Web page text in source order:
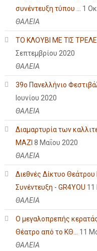
συνέντευξη τύπου ...
1
ΘΑΛΕΙΑ
ΤΟ ΚΛΟΥΒΙ ΜΕ ΤΙΣ
Σεπτεμβρίου 2020
ΘΑΛΕΙΑ
39ο Πανελλήνιο
Ιουνίου 2020
ΘΑΛΕΙΑ
Διαμαρτυρία των
ΜΑΖΙ 8 Μαΐου 2020
ΘΑΛΕΙΑ
Διεθνές Δίκτυο
Συνέντευξη - GR4YOU 11
ΘΑΛΕΙΑ
Ο μεγαλοπρεπής
Θέατρο από το ΚΘ...
11
ΘΑΛΕΙΑ